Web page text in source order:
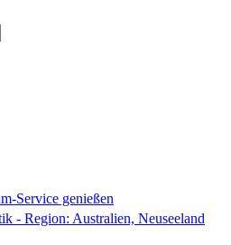
Service genießen
- Region: Australien, Neuseeland